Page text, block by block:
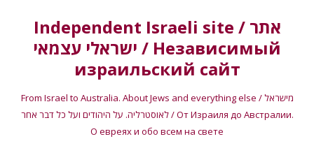
Independent Israeli site / אתר
ישראלי עצמאי / Независимый
израильский сайт
From Israel to Australia. About Jews and everything else / מישראל
לאוסטרליה. על היהודים ועל כל דבר אחר / От Израиля до Австралии.
О евреях и обо всем на свете